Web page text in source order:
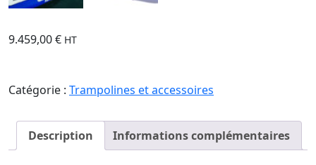
9.459,00€ HT
Catégorie : Trampolines et accessoires
Description Informations complémentaires